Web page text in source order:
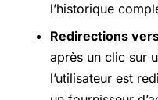
l’historique
Redirections
après un clic sur
l’utilisateur est